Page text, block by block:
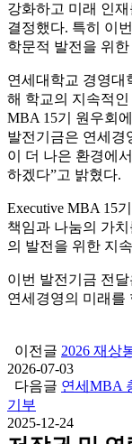
강화하고 미래 인
결정했다. 특히 이
학문적 발전을 위
연세대학교 경영대
해 학교의 지속적
MBA 15기 원우회
발전기금은 연세경
이 더 나은 환경에
하겠다”고 밝혔다.
Executive MBA 15
책임과 나눔의 가
의 발전을 위한 지
이번 발전기금 전
연세경영의 미래를
이전글 2026 재상
2026-07-03
다음글 연세MBA
기부
2025-12-24